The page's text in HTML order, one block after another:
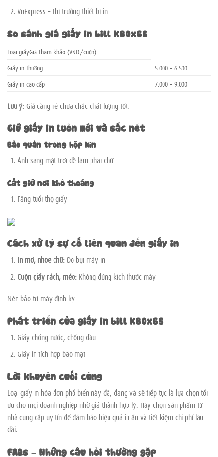
VnExpress – Thị trường thiết bị in
So sánh giá giấy in bill K80x65
Loại giấyGiá tham khảo (VNĐ/cuộn)
Giấy in thường
5.000 – 6.500
Giấy in cao cấp
7.000 – 9.000
Lưu ý: Giá càng rẻ chưa chắc chất lượng tốt.
Giữ giấy in luôn mới và sắc nét
Bảo quản trong hộp kín
Ánh sáng mặt trời dễ làm phai chữ
Cất giữ nơi khô thoáng
Tăng tuổi thọ giấy
Cách xử lý sự cố liên quan đến giấy in
In mờ, nhòe chữ:Do bụi máy in
Cuộn giấy rách, méo:Không đúng kích thước máy
Nên bảo trì máy định kỳ
Phát triển của giấy in bill K80x65
Giấy chống nước, chống dầu
Giấy in tích hợp bảo mật
Lời khuyên cuối cùng
Loại giấy in hóa đơn phổ biến này đã, đang và sẽ tiếp tục là lựa chọn tối
ưu cho mọi doanh nghiệp nhờ giá thành hợp lý. Hãy chọn sản phẩm từ
nhà cung cấp uy tín để đảm bảo hiệu quả in ấn và tiết kiệm chi phí lâu
dài.
FAQs – Những câu hỏi thường gặp